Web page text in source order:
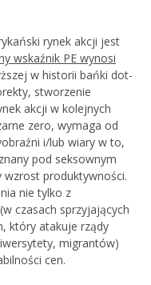
rynek akcji jest
wskaźnik PE wynosi
w historii bańki dot-
stworzenie
akcji w kolejnych
zero, wymaga od
i/lub wiary w to,
pod seksownym
wzrost produktywności.
nie tylko z
czasach sprzyjających
który atakuje rządy
migrantów)
cen.